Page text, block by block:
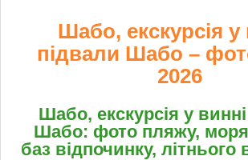
Шабо, екскурсія у
підвали Шабо –
2026
Шабо, екскурсія у
Шабо: фото пляжу, моря,
баз відпочинку, літнього